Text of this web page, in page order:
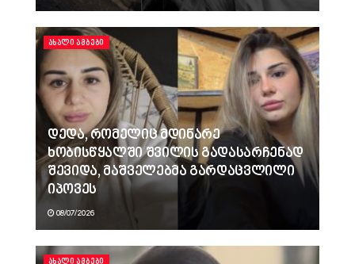
ᲐᲮᲐᲚᲘ ᲐᲛᲑᲔᲑᲘ
დედა, რომელიც მდინარე
ხობისწყალში შვილის გადასარჩენად
შევიდა, მაშველებმა გარდაცვლილი
იპოვეს
08/07/2026
ᲐᲮᲐᲚᲘ ᲐᲛᲑᲔᲑᲘ